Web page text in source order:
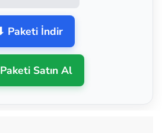
Paketi İndir
Satın Al